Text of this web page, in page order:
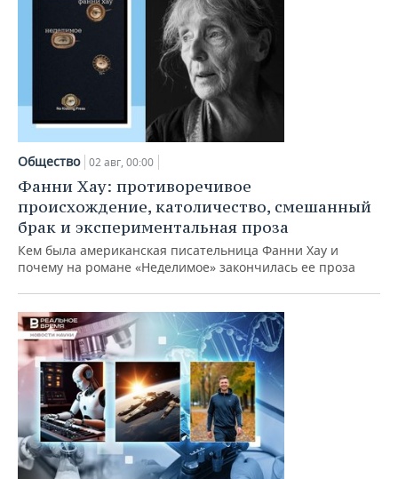
Общество 02 авг, 00:00
Фанни Хау: противоречивое
происхождение, католичество, смешанный
брак и экспериментальная проза
Кем была американская писательница Фанни Хау и
почему на романе «Неделимое» закончилась ее проза